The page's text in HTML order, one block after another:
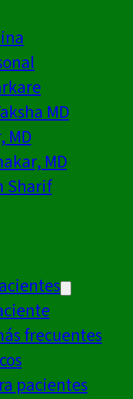
MD
MD
MD
Sharif
frecuentes
pacientes